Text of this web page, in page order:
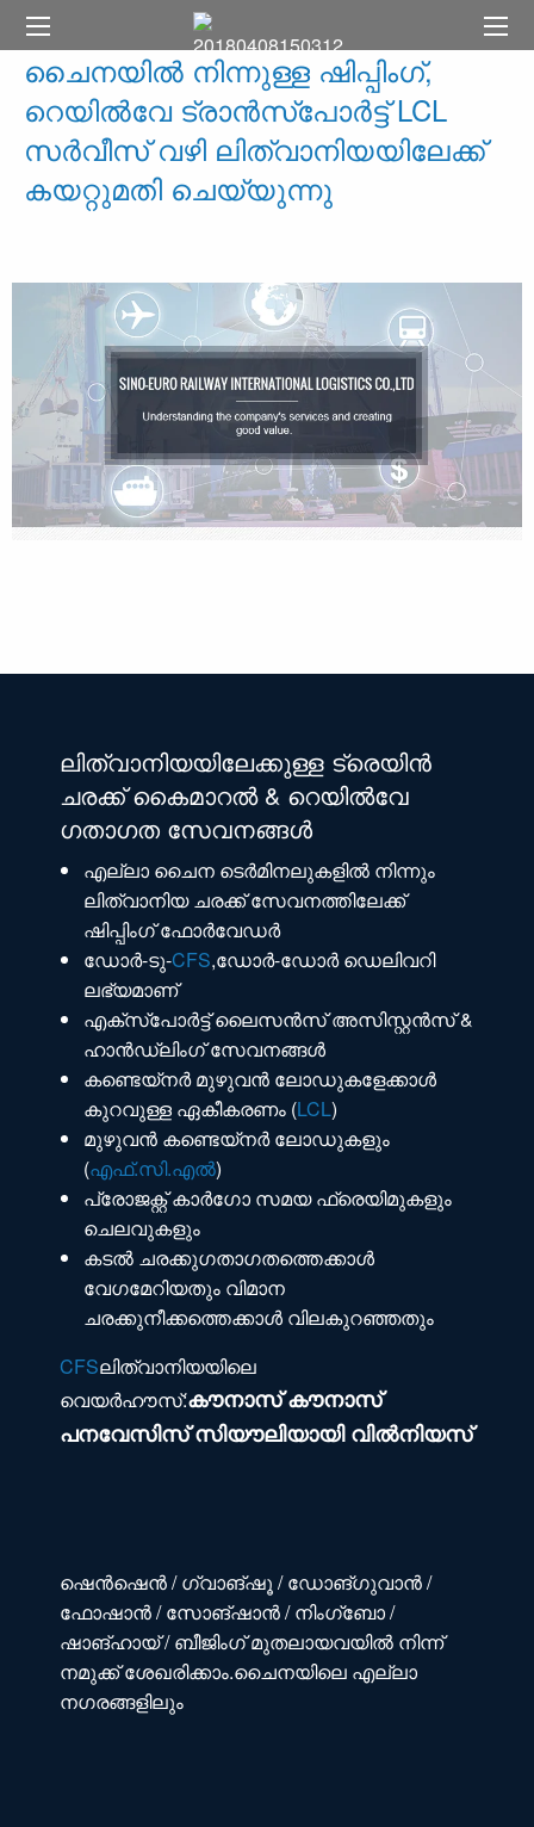
ചൈനയിൽ നിന്നുള്ള ഷിപ്പിംഗ്,
റെയിൽവേ ട്രാൻസ്പോർട്ട് LCL
സർവീസ് വഴി ലിത്വാനിയയിലേക്ക്
കയറ്റുമതി ചെയ്യുന്നു
ലിത്വാനിയയിലേക്കുള്ള ട്രെയിൻ
ചരക്ക് കൈമാറൽ & റെയിൽവേ
ഗതാഗത സേവനങ്ങൾ
എല്ലാ ചൈന ടെർമിനലുകളിൽ നിന്നും
ലിത്വാനിയ ചരക്ക് സേവനത്തിലേക്ക്
ഷിപ്പിംഗ് ഫോർവേഡർ
ഡോർ-ടു-CFS,ഡോർ-ഡോർ ഡെലിവറി
ലഭ്യമാണ്
എക്‌സ്‌പോർട്ട് ലൈസൻസ് അസിസ്റ്റൻസ് &
ഹാൻഡ്‌ലിംഗ് സേവനങ്ങൾ
കണ്ടെയ്നർ മുഴുവൻ ലോഡുകളേക്കാൾ
കുറവുള്ള ഏകീകരണം (LCL)
മുഴുവൻ കണ്ടെയ്നർ ലോഡുകളും
(എഫ്.സി.എൽ)
പ്രോജക്റ്റ് കാർഗോ സമയ ഫ്രെയിമുകളും
ചെലവുകളും
കടൽ ചരക്കുഗതാഗതത്തെക്കാൾ
വേഗമേറിയതും വിമാന
ചരക്കുനീക്കത്തെക്കാൾ വിലകുറഞ്ഞതും
CFSലിത്വാനിയയിലെ
വെയർഹൗസ്:കൗനാസ് കൗനാസ്
പനവേസിസ് സിയൗലിയായി വിൽനിയസ്
ഷെൻഷെൻ / ഗ്വാങ്‌ഷൂ / ഡോങ്‌ഗുവാൻ /
ഫോഷാൻ / സോങ്‌ഷാൻ / നിംഗ്‌ബോ /
ഷാങ്ഹായ് / ബീജിംഗ് മുതലായവയിൽ നിന്ന്
നമുക്ക് ശേഖരിക്കാം.ചൈനയിലെ എല്ലാ
നഗരങ്ങളിലും